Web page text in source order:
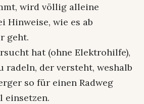
wird völlig alleine
Hinweise, wie es ab
geht.
hat (ohne Elektrohilfe),
radeln, der versteht, weshalb
so für einen Radweg
einsetzen.